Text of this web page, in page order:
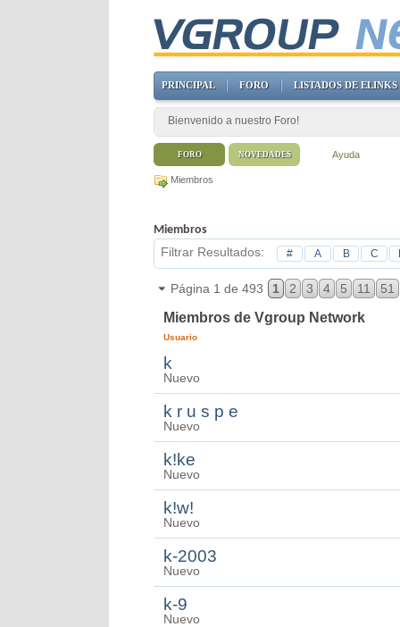
Miembros
Miembros
Filtrar Resultados # A B C
Página 1 de 493 1 2 3 4 5 11 51
Miembros de Vgroup Network
Usuario
k
Nuevo
k r u s p e
Nuevo
k!ke
Nuevo
k!w!
Nuevo
k-2003
Nuevo
k-9
Nuevo
PRINCIPAL FORO LISTADOS DE ELINKS
Bienvenido a nuestro Foro!
FORO Ayuda
NOVEDADES